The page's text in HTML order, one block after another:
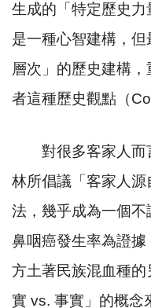
生成的「特定歷史
是一種心智建構，
層次」的歷史建構
者這種歷史觀點（
對很多客家人而
林所倡議「客家人
法，幾乎成為一個
鼻咽癌發生率為證
方土著民族混血種
實 vs. 事實」的概念